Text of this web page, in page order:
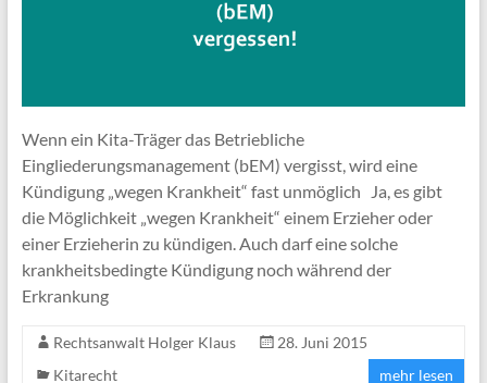
Wenn ein Kita-Träger das Betriebliche
Eingliederungsmanagement (bEM) vergisst, wird eine
Kündigung „wegen Krankheit“ fast unmöglich Ja, es gibt
die Möglichkeit „wegen Krankheit“ einem Erzieher oder
einer Erzieherin zu kündigen. Auch darf eine solche
krankheitsbedingte Kündigung noch während der
Erkrankung
Rechtsanwalt Holger Klaus
28. Juni 2015
Kitarecht
mehr lesen